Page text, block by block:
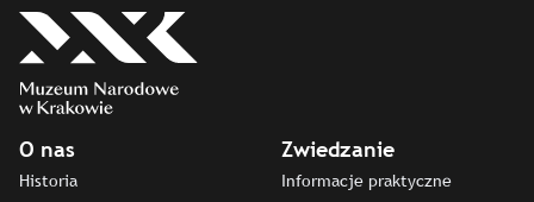
O nas
Historia
Zwiedzanie
Informacje praktyczne